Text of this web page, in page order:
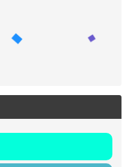
\_blank
uploads/